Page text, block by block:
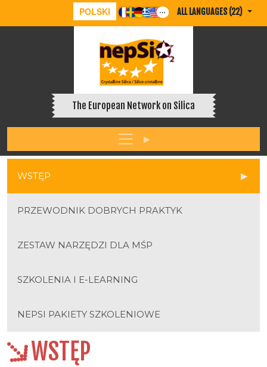
POLSKI ALL LANGUAGES (22)
The European Network on Silica
WSTĘP
PRZEWODNIK DOBRYCH PRAKTYK
ZESTAW NARZĘDZI DLA MŚP
SZKOLENIA I E-LEARNING
NEPSI PAKIETY SZKOLENIOWE
WSTĘP